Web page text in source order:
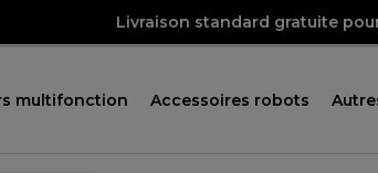
Livraison standard gratuite
multifonction Accessoires robots